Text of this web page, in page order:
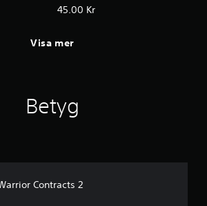
Pack
45.00 Kr
Visa mer
Betyg
Contracts 2